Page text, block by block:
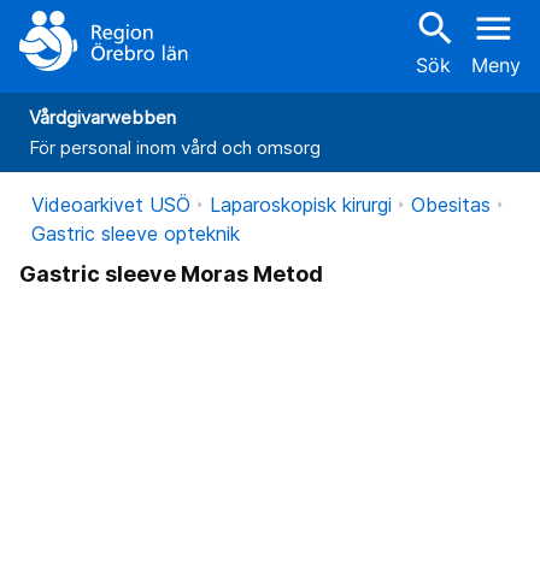
search
Sök
menu
Meny
Vårdgivarwebben
För personal inom vård och omsorg
Videoarkivet USÖ Laparoskopisk kirurgi
Obesitas
Gastric sleeve opteknik
Gastric sleeve Moras Metod